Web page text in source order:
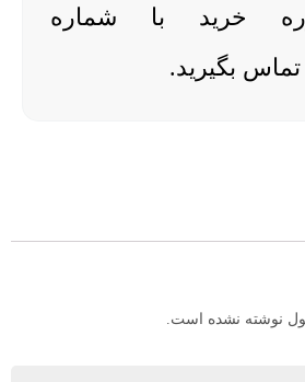
خرید با شماره
تماس بگیرید.
نوشته نشده است.